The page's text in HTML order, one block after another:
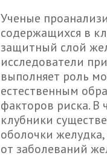
Ученые
содержащихся в
защитный слой
исследователи
выполняет роль
естественным
факторов риска. В
клубники
оболочки
от заболеваний